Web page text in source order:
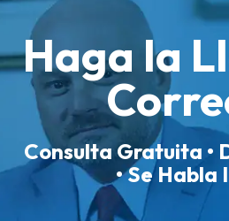
Haga la
Consulta Gratuita •
• Se Habla